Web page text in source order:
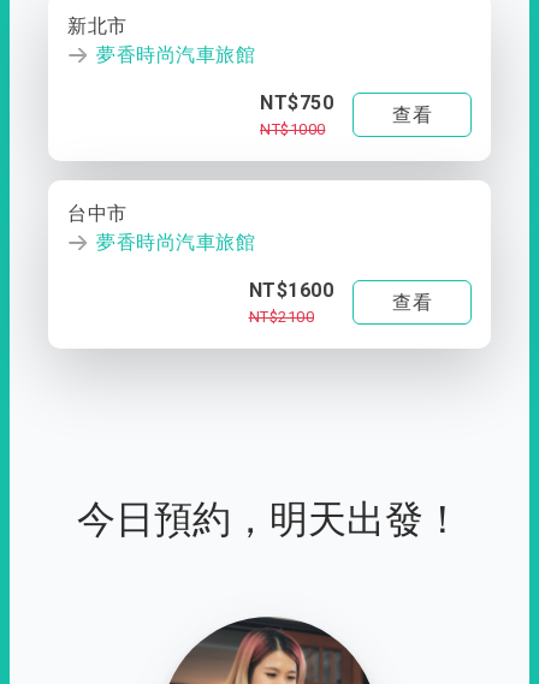
新北市
夢香時尚汽車旅館
NT$750
NT$1000
查看
台中市
夢香時尚汽車旅館
NT$1600
NT$2100
查看
今日預約，明天出發！